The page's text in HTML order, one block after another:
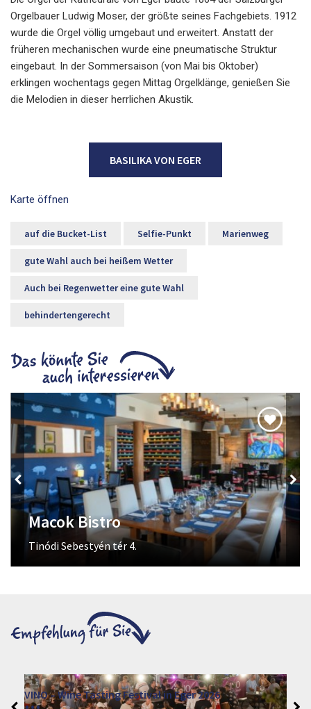
Orgelbauer Ludwig Moser, der größte seines Fachgebiets. 1912
wurde die Orgel völlig umgebaut und erweitert. Anstatt der
früheren mechanischen wurde eine pneumatische Struktur
eingebaut. In der Sommersaison (von Mai bis Oktober)
erklingen wochentags gegen Mittag Orgelklänge, genießen Sie
die Melodien in dieser herrlichen Akustik.
BASILIKA VON EGER
Karte öffnen
auf die Bucket-List Selfie-Punkt Marienweg
gute Wahl auch bei heißem Wetter
Auch bei Regenwetter eine gute Wahl
behindertengerecht
Macok Bistro
Tinódi Sebestyén tér 4.
VINO – Wine Tasting Festival in Eger 2026